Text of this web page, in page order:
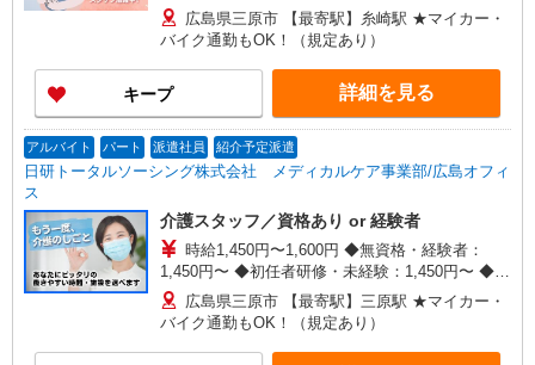
任者研修・経験者：1,550円〜 ◆介護福祉士：
1,600円〜 ※経験者は3ヶ月以上 ※給与幅は経験・
能力による ★週払いOK（規定あり）
広島県三原市 【最寄駅】糸崎駅 ★マイカー・
バイク通勤もOK！（規定あり）
キープ 詳細を見る
アルバイト パート 派遣社員 紹介予定派遣
日研トータルソーシング株式会社 メディカルケア事業部/広島オフィ
ス
介護スタッフ／資格あり or 経験者
時給1,450円〜1,600円 ◆無資格・経験者：
1,450円〜 ◆初任者研修・未経験：1,450円〜 ◆初
任者研修・経験者：1,550円〜 ◆介護福祉士：
1,600円〜 ※経験者は3ヶ月以上 ※給与幅は経験・
能力による ★週払いOK（規定あり）
広島県三原市 【最寄駅】三原駅 ★マイカー・
バイク通勤もOK！（規定あり）